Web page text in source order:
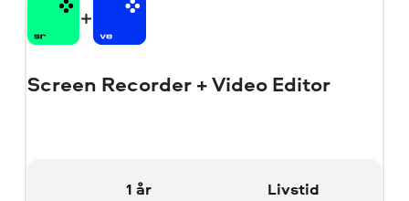
Screen Recorder + Video Editor
1 år Livstid